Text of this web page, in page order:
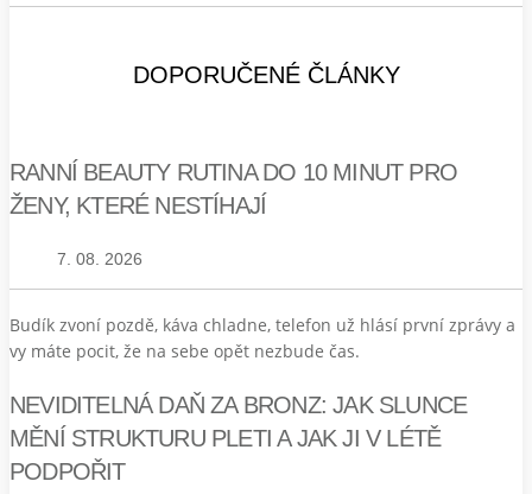
DOPORUČENÉ ČLÁNKY
RANNÍ BEAUTY RUTINA DO 10 MINUT PRO
ŽENY, KTERÉ NESTÍHAJÍ
7. 08. 2026
Budík zvoní pozdě, káva chladne, telefon už hlásí první zprávy a
vy máte pocit, že na sebe opět nezbude čas.
NEVIDITELNÁ DAŇ ZA BRONZ: JAK SLUNCE
MĚNÍ STRUKTURU PLETI A JAK JI V LÉTĚ
PODPOŘIT